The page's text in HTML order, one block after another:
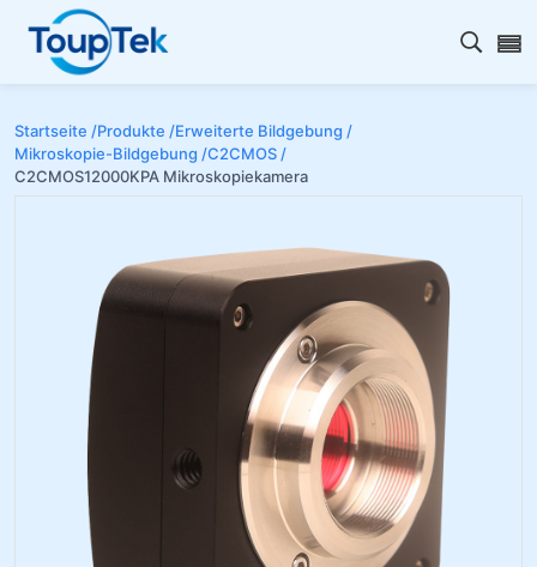
Open
Startseite /Produkte /Erweiterte Bildgebung /
Mikroskopie-Bildgebung /C2CMOS /
C2CMOS12000KPA Mikroskopiekamera